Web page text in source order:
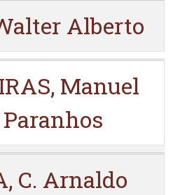
Alberto
Manuel
C. Arnaldo